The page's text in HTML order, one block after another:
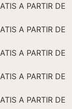
A PARTIR DE
A PARTIR DE
A PARTIR DE
A PARTIR DE
A PARTIR DE